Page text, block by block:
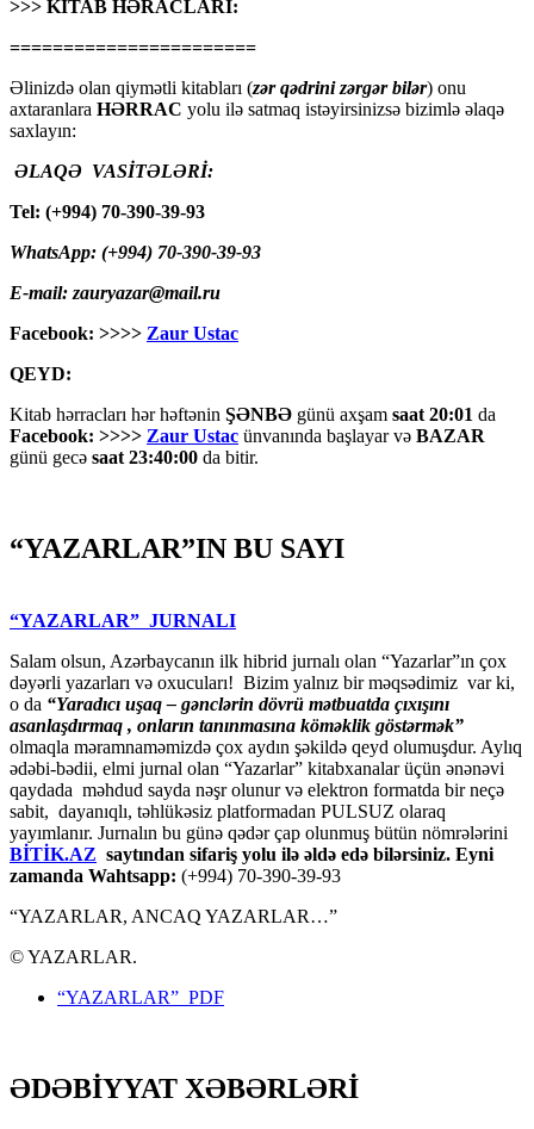
>>> KİTAB HƏRACLARI:
=======================
Əlinizdə olan qiymətli kitabları (zər qədrini zərgər bilər) onu
axtaranlara HƏRRAC yolu ilə satmaq istəyirsinizsə bizimlə əlaqə
saxlayın:
ƏLAQƏ VASİTƏLƏRİ:
Tel: (+994) 70-390-39-93
WhatsApp: (+994) 70-390-39-93
E-mail: zauryazar@mail.ru
Facebook: >>>> Zaur Ustac
QEYD:
Kitab hərracları hər həftənin ŞƏNBƏ günü axşam saat 20:01 da
Facebook: >>>> Zaur Ustac ünvanında başlayar və BAZAR
günü gecə saat 23:40:00 da bitir.
“YAZARLAR”IN BU SAYI
“YAZARLAR” JURNALI
Salam olsun, Azərbaycanın ilk hibrid jurnalı olan “Yazarlar”ın çox
dəyərli yazarları və oxucuları! Bizim yalnız bir məqsədimiz var ki,
o da “Yaradıcı uşaq – gәnclәrin dövrü mәtbuatda çıxışını
asanlaşdırmaq , onların tanınmasına kömәklik göstәrmәk”
olmaqla məramnaməmizdə çox aydın şəkildə qeyd olumuşdur. Aylıq
ədəbi-bədii, elmi jurnal olan “Yazarlar” kitabxanalar üçün ənənəvi
qaydada məhdud sayda nəşr olunur və elektron formatda bir neçə
sabit, dayanıqlı, təhlükəsiz platformadan PULSUZ olaraq
yayımlanır. Jurnalın bu günə qədər çap olunmuş bütün nömrələrini
BİTİK.AZ saytından sifariş yolu ilə əldə edə bilərsiniz. Eyni
zamanda Wahtsapp: (+994) 70-390-39-93
“YAZARLAR, ANCAQ YAZARLAR…”
© YAZARLAR.
“YAZARLAR” PDF
ƏDƏBİYYAT XƏBƏRLƏRİ